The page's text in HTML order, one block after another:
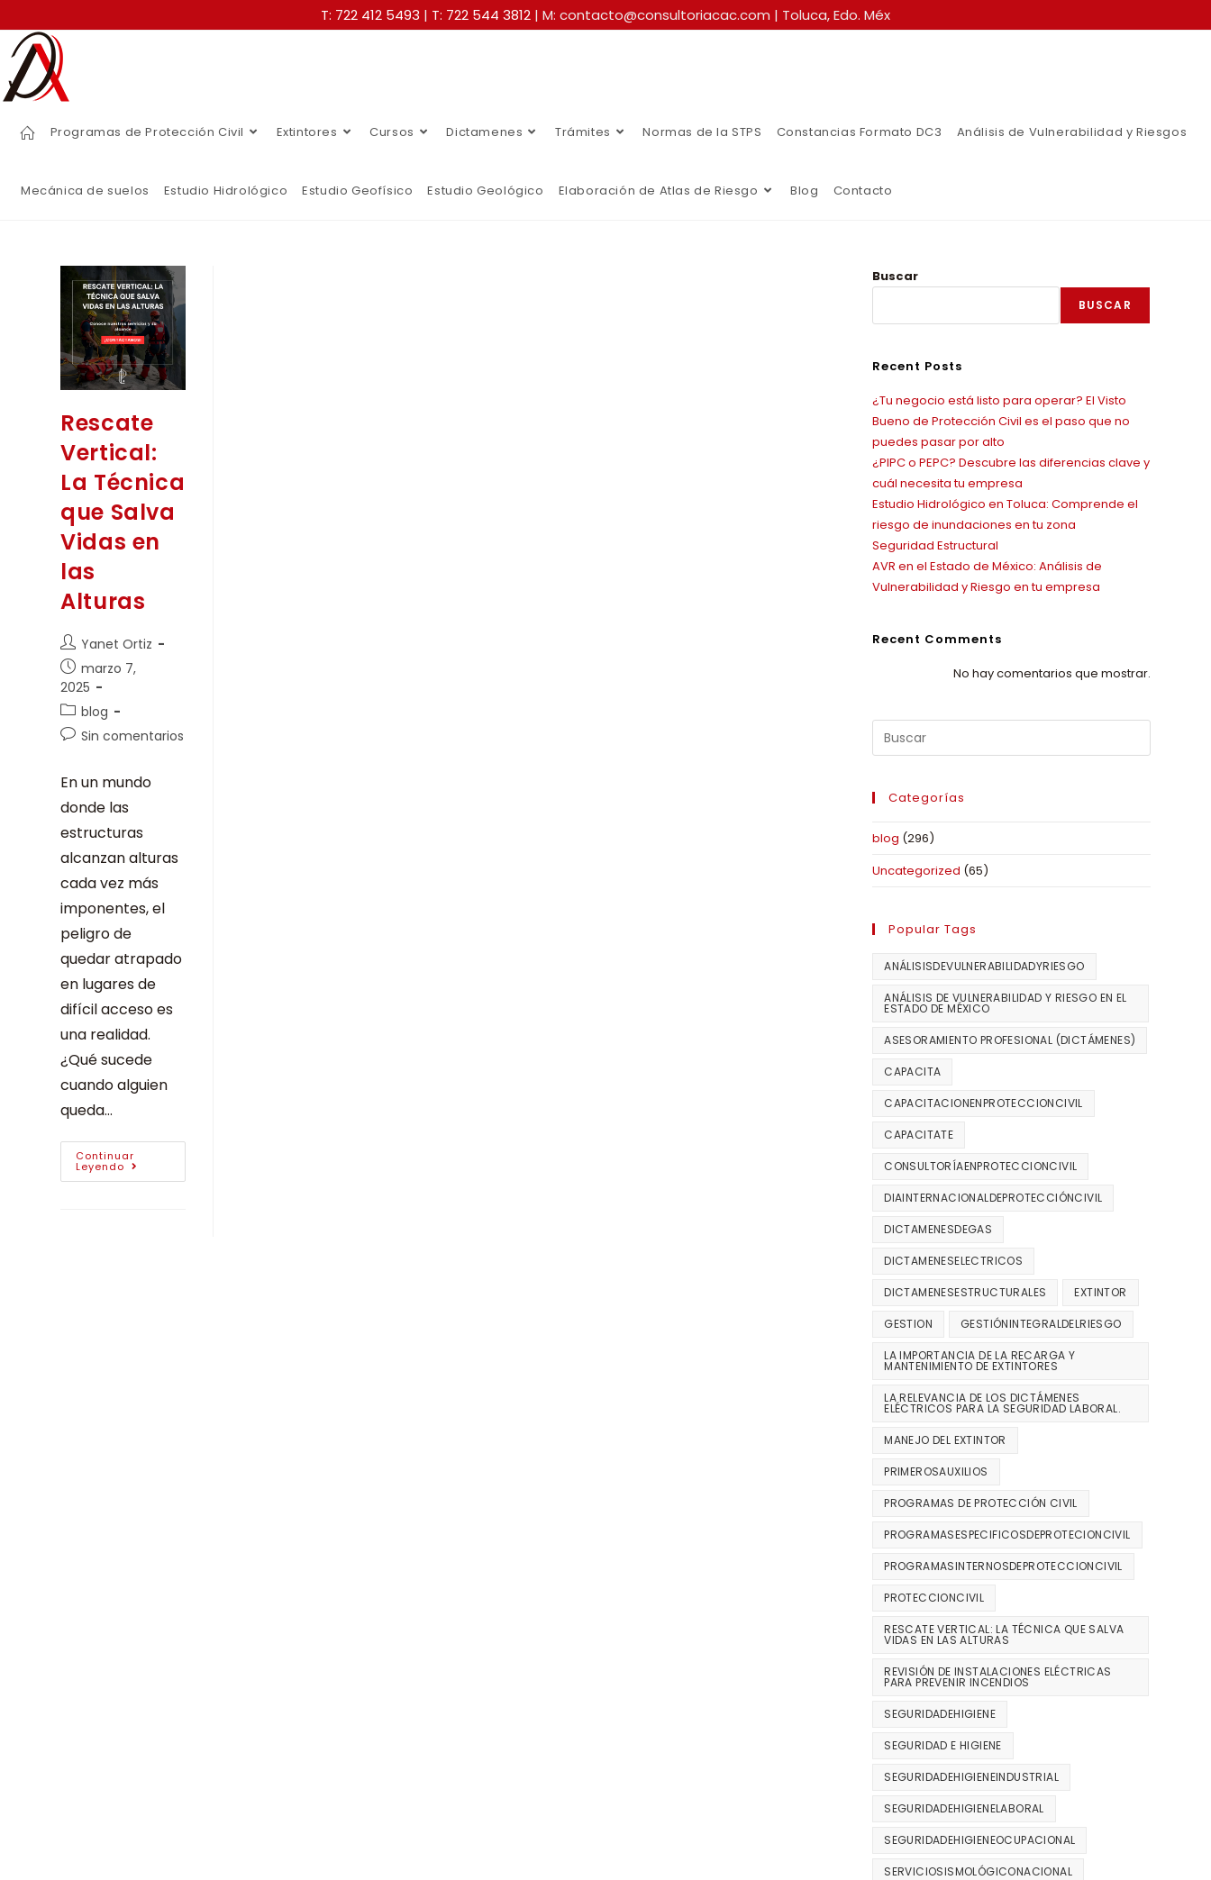
T: 722 412 5493 | T: 722 544 3812 | M: contacto@consultoriacac.com | Toluca, Edo. Méx
Programas de Protección Civil Extintores Cursos Dictamenes Trámites Normas de la STPS Constancias Formato DC3 Análisis de Vulnerabilidad y Riesgos
Mecánica de suelos Estudio Hidrológico Estudio Geofísico Estudio Geológico Elaboración de Atlas de Riesgo Blog Contacto
Rescate
Vertical:
La Técnica
que Salva
Vidas en
las
Alturas
Yanet Ortiz
marzo 7,
2025
blog
Sin comentarios
En un mundo
donde las
estructuras
alcanzan alturas
cada vez más
imponentes, el
peligro de
quedar atrapado
en lugares de
difícil acceso es
una realidad.
¿Qué sucede
cuando alguien
queda…
Continuar
Leyendo
Buscar
BUSCAR
Recent Posts
¿Tu negocio está listo para operar? El Visto
Bueno de Protección Civil es el paso que no
puedes pasar por alto
¿PIPC o PEPC? Descubre las diferencias clave y
cuál necesita tu empresa
Estudio Hidrológico en Toluca: Comprende el
riesgo de inundaciones en tu zona
Seguridad Estructural
AVR en el Estado de México: Análisis de
Vulnerabilidad y Riesgo en tu empresa
Recent Comments
No hay comentarios que mostrar.
Categorías
blog (296)
Uncategorized (65)
Popular Tags
ANÁLISISDEVULNERABILIDADYRIESGO
ANÁLISIS DE VULNERABILIDAD Y RIESGO EN EL
ESTADO DE MÉXICO
ASESORAMIENTO PROFESIONAL (DICTÁMENES)
CAPACITA
CAPACITACIONENPROTECCIONCIVIL
CAPACITATE
CONSULTORÍAENPROTECCIONCIVIL
DIAINTERNACIONALDEPROTECCIÓNCIVIL
DICTAMENESDEGAS
DICTAMENESELECTRICOS
DICTAMENESESTRUCTURALES EXTINTOR
GESTION GESTIÓNINTEGRALDELRIESGO
LA IMPORTANCIA DE LA RECARGA Y
MANTENIMIENTO DE EXTINTORES
LA RELEVANCIA DE LOS DICTÁMENES
ELÉCTRICOS PARA LA SEGURIDAD LABORAL.
MANEJO DEL EXTINTOR
PRIMEROSAUXILIOS
PROGRAMAS DE PROTECCIÓN CIVIL
PROGRAMASESPECIFICOSDEPROTECIONCIVIL
PROGRAMASINTERNOSDEPROTECCIONCIVIL
PROTECCIONCIVIL
RESCATE VERTICAL: LA TÉCNICA QUE SALVA
VIDAS EN LAS ALTURAS
REVISIÓN DE INSTALACIONES ELÉCTRICAS
PARA PREVENIR INCENDIOS
SEGURIDADEHIGIENE
SEGURIDAD E HIGIENE
SEGURIDADEHIGIENEINDUSTRIAL
SEGURIDADEHIGIENELABORAL
SEGURIDADEHIGIENEOCUPACIONAL
SERVICIOSISMOLÓGICONACIONAL